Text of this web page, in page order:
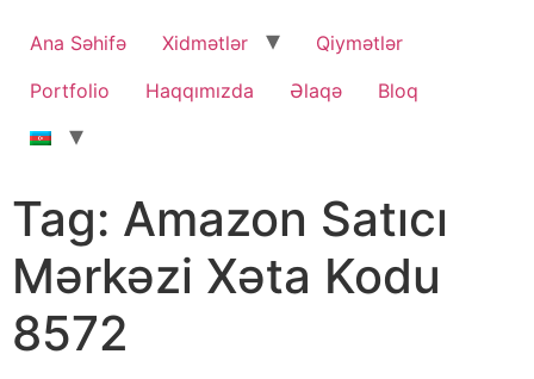
Ana Səhifə Xidmətlər
Qiymətlər
Portfolio
Haqqımızda Əlaqə Bloq
Tag: Amazon Satıcı
Mərkəzi Xəta Kodu
8572